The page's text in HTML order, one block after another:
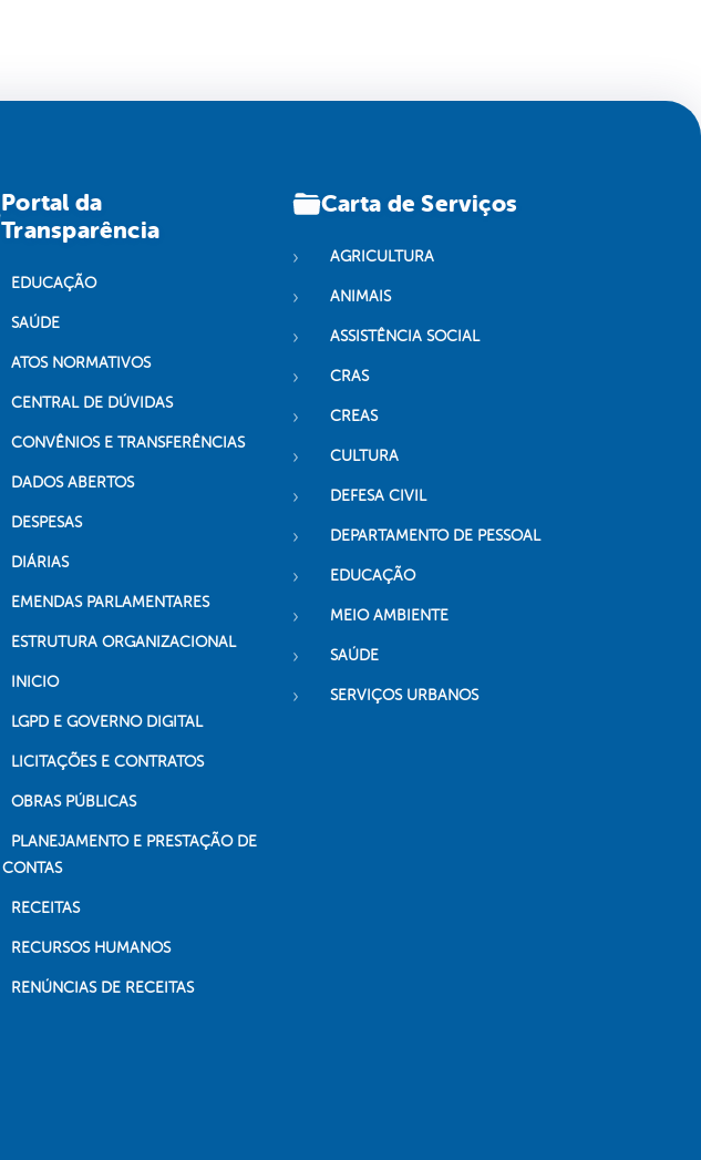
Portal da
Transparência
EDUCAÇÃO
SAÚDE
ATOS NORMATIVOS
CENTRAL DE DÚVIDAS
CONVÊNIOS E TRANSFERÊNCIAS
DADOS ABERTOS
DESPESAS
DIÁRIAS
EMENDAS PARLAMENTARES
ESTRUTURA ORGANIZACIONAL
INICIO
LGPD E GOVERNO DIGITAL
LICITAÇÕES E CONTRATOS
OBRAS PÚBLICAS
PLANEJAMENTO E PRESTAÇÃO DE
CONTAS
RECEITAS
RECURSOS HUMANOS
RENÚNCIAS DE RECEITAS
Carta de Serviços
AGRICULTURA
ANIMAIS
ASSISTÊNCIA SOCIAL
CRAS
CREAS
CULTURA
DEFESA CIVIL
DEPARTAMENTO DE PESSOAL
EDUCAÇÃO
MEIO AMBIENTE
SAÚDE
SERVIÇOS URBANOS